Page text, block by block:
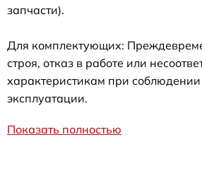
запчасти).
Для комплектующих:
строя, отказ в работе или
характеристикам при соблюдении
эксплуатации.
Показать полностью